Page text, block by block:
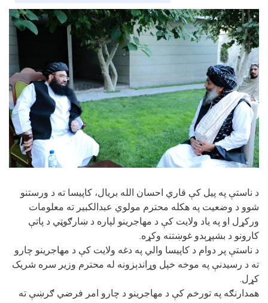
د ناستې په پیل کې قاري احسان الله بریال، کاپیسا ته د ورستنو
شوو د وضعیت په هکله محترم مولوي عبدالکبیر ته معلومات
ورکړل او په یاد ولایت کې د مهاجرینو لپاره د ښارګوټي د پاتې
کارونو د بشپړېدو غوښتنه وکړه.
د ناستې پر دوام د کاپیسا والي په دغه ولایت کې د مهاجرینو چارو
ته د رسیدنې په موخه خپل وړاندېزونه له محترم وزیر سره شریک
کړل.
همدارنګه په تورخم کې د مهاجرینو د چارو امر فرضي ګرښې ته